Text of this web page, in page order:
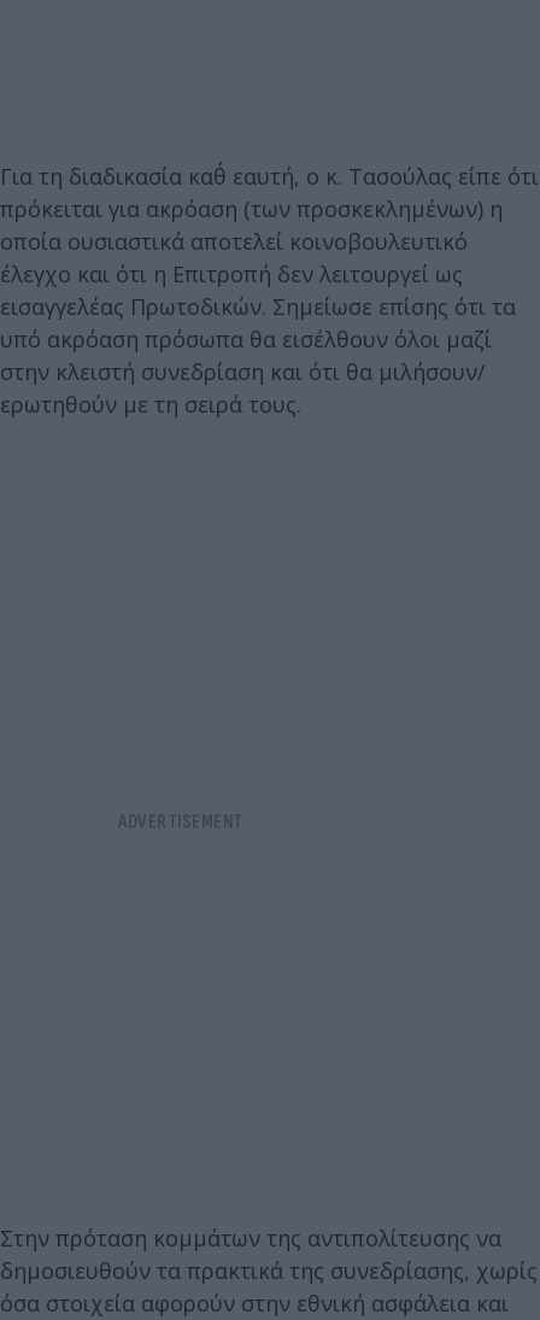
Για τη διαδικασία καθ΄ εαυτή, ο κ. Τασούλας είπε ότι
πρόκειται για ακρόαση (των προσκεκλημένων) η
οποία ουσιαστικά αποτελεί κοινοβουλευτικό
έλεγχο και ότι η Επιτροπή δεν λειτουργεί ως
εισαγγελέας Πρωτοδικών. Σημείωσε επίσης ότι τα
υπό ακρόαση πρόσωπα θα εισέλθουν όλοι μαζί
στην κλειστή συνεδρίαση και ότι θα μιλήσουν/
ερωτηθούν με τη σειρά τους.
Στην πρόταση κομμάτων της αντιπολίτευσης να
δημοσιευθούν τα πρακτικά της συνεδρίασης, χωρίς
όσα στοιχεία αφορούν στην εθνική ασφάλεια και